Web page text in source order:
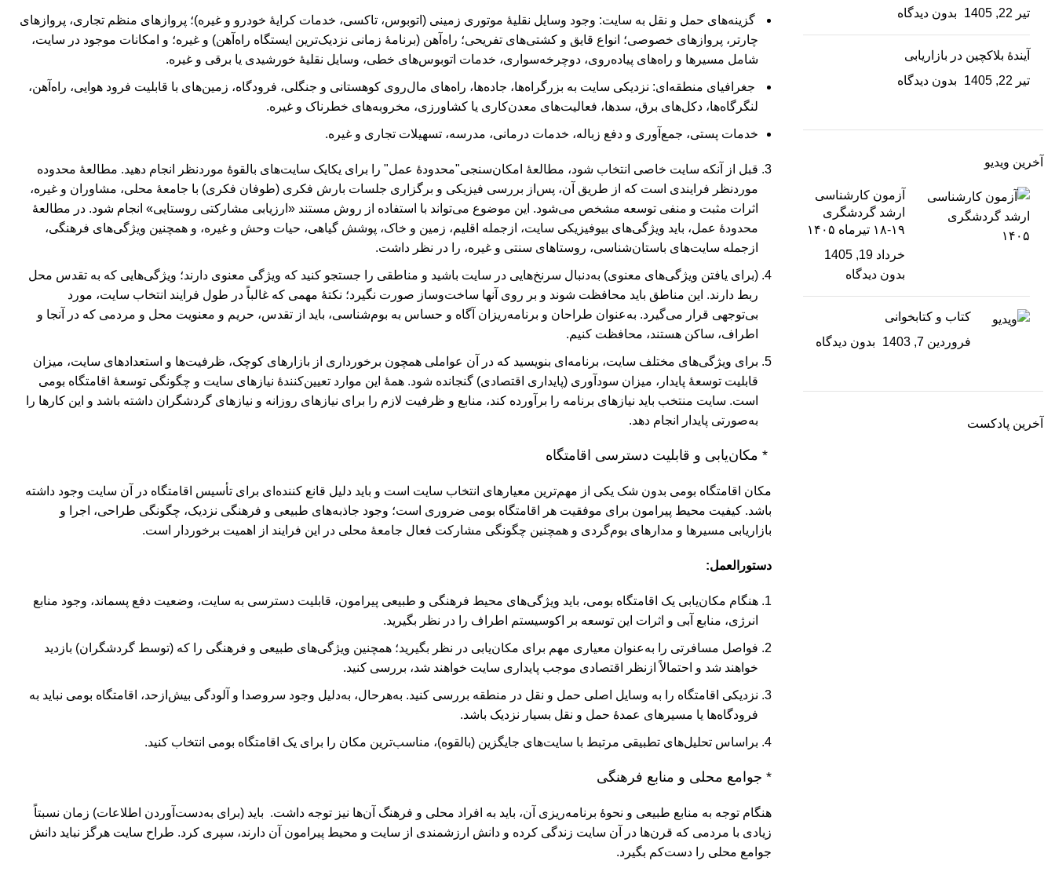
گزینه‌های حمل و نقل به سایت: وجود وسایل نقلیۀ موتوری زمینی (اتوبوس، تاکسی، خدمات کرایۀ خودرو و غیره)؛ پروازهای منظم تجاری، پروازهای
چارتر، پروازهای خصوصی؛ انواع قایق و کشتی‌های تفریحی؛ راه‌آهن (برنامۀ زمانی نزدیک‌ترین ایستگاه راه‌آهن) و غیره؛ و امکانات موجود در سایت،
شامل مسیرها و راه‌های پیاده‌روی، دوچرخه‌سواری، خدمات اتوبوس‌های خطی، وسایل نقلیۀ خورشیدی یا برقی و غیره.
جغرافیای منطقه‌ای: نزدیکی سایت به بزرگراه‌ها، جاده‌ها، راه‌های مال‌روی کوهستانی و جنگلی، فرودگاه، زمین‌های با قابلیت فرود هوایی، راه‌آهن،
لنگرگاه‌ها، دکل‌های برق، سدها، فعالیت‌های معدن‌کاری یا کشاورزی، مخروبه‌های خطرناک و غیره.
خدمات پستی، جمع‌آوری و دفع زباله، خدمات درمانی، مدرسه، تسهیلات تجاری و غیره.
قبل از آنکه سایت خاصی انتخاب شود، مطالعۀ‌ امکان‌سنجی"محدودۀ عمل" را برای یکایک سایت‌های بالقوۀ‌ موردنظر انجام دهید. مطالعۀ محدوده
موردنظر فرایندی است که از طریق آن، پس‌از بررسی فیزیکی و برگزاری جلسات بارش فکری (طوفان فکری) با جامعۀ محلی، مشاوران و غیره،
اثرات مثبت و منفی توسعه مشخص می‌شود. این موضوع می‌تواند با استفاده از روش مستند «ارزیابی مشارکتی روستایی» انجام شود. در مطالعۀ
محدودۀ عمل، باید ویژگی‌های بیوفیزیکی سایت، ازجمله اقلیم، زمین و خاک، پوشش گیاهی، حیات وحش و غیره، و همچنین ویژگی‌های فرهنگی،
ازجمله سایت‌های باستان‌شناسی، روستاهای سنتی و غیره، را در نظر داشت.
(برای یافتن ویژگی‌های معنوی) به‌دنبال سرنخ‌هایی در سایت باشید و مناطقی را جستجو کنید که ویژگی معنوی دارند؛ ویژگی‌هایی که به تقدس محل
ربط دارند. این مناطق باید محافظت شوند و بر روی آنها ساخت‌و‌ساز صورت نگیرد؛ نکتۀ‌ مهمی که غالباً در طول فرایند انتخاب سایت، مورد
بی‌توجهی قرار می‌گیرد. به‌عنوان طراحان و برنامه‌ریزان آگاه و حساس به بوم‌شناسی، باید از تقدس، حریم و معنویت محل و مردمی که در آنجا و
اطراف، ساکن هستند، محافظت کنیم.
برای ویژگی‌های مختلف سایت‌، برنامه‌ای بنویسید که در آن عواملی همچون برخورداری از بازارهای کوچک‌، ظرفیت‌ها و استعدادهای سایت، میزان
قابلیت توسعۀ پایدار، میزان سودآوری (پایداری اقتصادی) گنجانده شود. همۀ این موارد تعیین‌کنندۀ نیازهای سایت و چگونگی توسعۀ اقامتگاه ‌بومی
است. سایت منتخب باید نیازهای برنامه را برآورده کند، منابع و ظرفیت لازم را برای نیازهای روزانه و نیازهای گردشگران داشته باشد و این کارها را
به‌صورتی پایدار انجام دهد.
* مکان‌یابی و قابلیت دسترسی اقامتگاه
مکان اقامتگاه ‌بومی بدون شک یکی از مهم‌ترین معیارهای انتخاب سایت است و باید دلیل قانع کننده‌ای برای تأسیس اقامتگاه در آن سایت وجود داشته
باشد. کیفیت محیط پیرامون برای موفقیت هر اقامتگاه‌ بومی ضروری است؛ وجود جاذبه‌های طبیعی و فرهنگی نزدیک، چگونگی طراحی، اجرا و
بازاریابی مسیرها و مدارهای بوم‌گردی و همچنین چگونگی مشارکت فعال جامعۀ‌ محلی در این فرایند از اهمیت برخوردار است.
دستورالعمل:
هنگام مکان‌یابی یک اقامتگاه ‌بومی، باید ویژگی‌های محیط فرهنگی و طبیعی پیرامون، قابلیت دسترسی به سایت، وضعیت دفع پسماند، وجود منابع
انرژی، منابع آبی و اثرات این توسعه بر اکوسیستم اطراف را در نظر بگیرید.
فواصل مسافرتی را به‌عنوان معیاری مهم برای مکان‌یابی در نظر بگیرید؛ همچنین ویژگی‌های طبیعی و فرهنگی را که (توسط گردشگران) بازدید
خواهند شد و احتمالاً ازنظر اقتصادی موجب پایداری سایت خواهند شد، بررسی کنید.
نزدیکی اقامتگاه را به وسایل اصلی حمل و نقل در منطقه بررسی کنید. به‌هرحال، به‌دلیل وجود سروصدا و آلودگی بیش‌ازحد، اقامتگاه ‌بومی نباید به
فرودگاه‌ها یا مسیرهای عمدۀ حمل و نقل بسیار نزدیک باشد.
براساس تحلیل‌های تطبیقی مرتبط با سایت‌های جایگزین (بالقوه)، مناسب‌ترین مکان را برای یک اقامتگاه ‌بومی انتخاب کنید.
* جوامع محلی و منابع فرهنگی
هنگام توجه به منابع طبیعی و نحوۀ برنامه‌ریزی آن، باید به افراد محلی و فرهنگ آن‌ها نیز توجه داشت. باید (برای به‌دست‌آوردن اطلاعات) زمان نسبتاً
زیادی با مردمی که قرن‌ها در آن سایت زندگی کرده و دانش ارزشمندی از سایت و محیط پیرامون آن دارند، سپری کرد. طراح سایت هرگز نباید دانش
جوامع محلی را دست‌کم بگیرد.
تیر 22, 1405
بدون دیدگاه
آیندۀ بلاکچین در بازاریابی
تیر 22, 1405
بدون دیدگاه
آخرین ویدیو
آزمون کارشناسی
ارشد گردشگری
۱۹-۱۸ تیرماه ۱۴۰۵
خرداد 19, 1405
بدون دیدگاه
کتاب و کتابخوانی
فروردین 7, 1403
بدون دیدگاه
آخرین پادکست